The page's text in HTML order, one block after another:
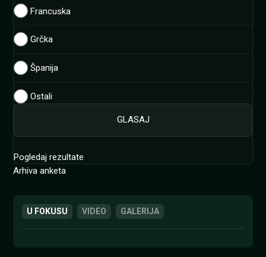
Francuska
Grčka
Španija
Ostali
Pogledaj rezultate
Arhiva anketa
U FOKUSU VIDEO GALERIJA